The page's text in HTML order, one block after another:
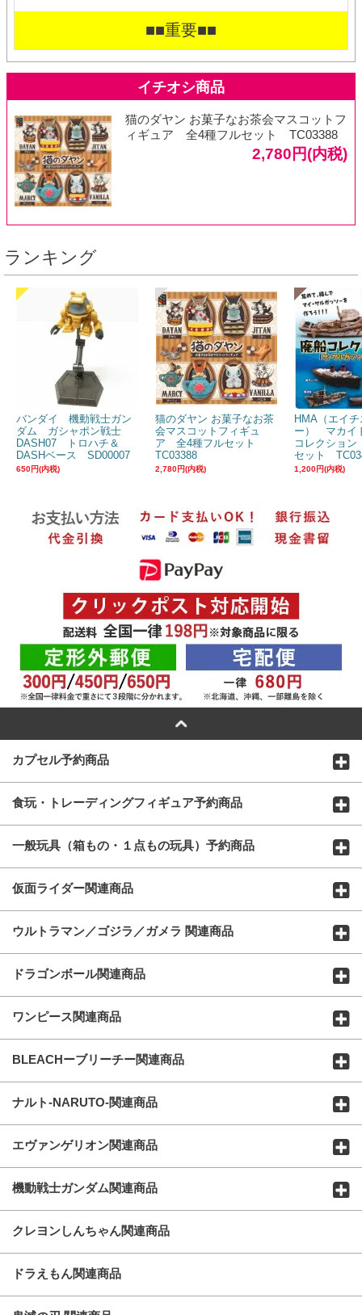
■■重要■■
猫のダヤン お菓子なお茶会マスコットフ
ィギュア 全4種フルセット TC03388
2,780円(内税)
ランキング
バンダイ 機動戦士ガン
ダム ガシャポン戦士
DASH07 トロハチ＆
DASHベース SD00007
650円(内税)
猫のダヤン お菓子なお茶
会マスコットフィギュ
ア 全4種フルセット
TC03388
2,780円(内税)
HMA（エイ
ー） マカイ
コレクショ
セット
1,200円(内税)
カプセル予約商品
食玩・トレーディングフィギュア予約商品
一般玩具（箱もの・１点もの玩具）予約商品
仮面ライダー関連商品
ウルトラマン／ゴジラ／ガメラ 関連商品
ドラゴンボール関連商品
ワンピース関連商品
BLEACHーブリーチー関連商品
ナルト-NARUTO-関連商品
エヴァンゲリオン関連商品
機動戦士ガンダム関連商品
クレヨンしんちゃん関連商品
ドラえもん関連商品